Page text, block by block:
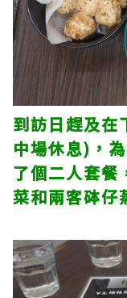
到訪日趕及
中場休息)，
了個二人套餐
菜和兩客砵仔